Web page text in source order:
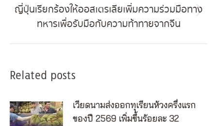
post:
ญี่ปุ่นเรียกร้องให้ออสเตรเลียเพิ่มความร่วมมือทาง
ทหารเพื่อรับมือกับความท้าทายจากจีน
Related posts
เวียดนามส่งออกทุเรียนห้วงครึ่งแรก
ของปี 2569 เพิ่มขึ้นร้อยละ 32